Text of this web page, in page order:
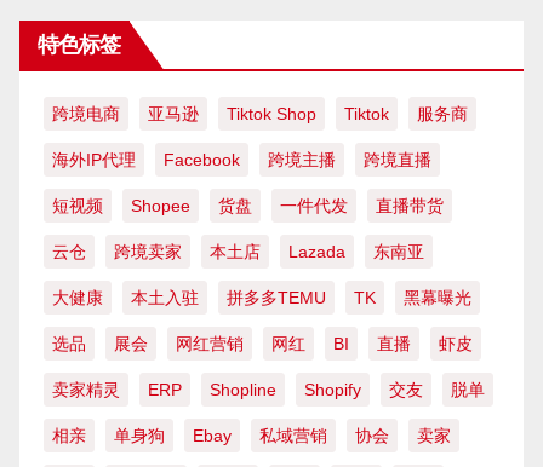
特色标签
跨境电商 亚马逊 Tiktok Shop Tiktok 服务商
海外IP代理 Facebook 跨境主播 跨境直播
短视频 Shopee 货盘 一件代发 直播带货
云仓 跨境卖家 本土店 Lazada 东南亚
大健康 本土入驻 拼多多TEMU TK 黑幕曝光
选品 展会 网红营销 网红 BI 直播 虾皮
卖家精灵 ERP Shopline Shopify 交友 脱单
相亲 单身狗 Ebay 私域营销 协会 卖家